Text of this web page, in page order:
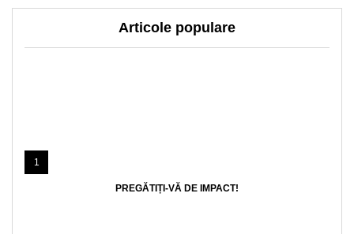
Articole populare
1
PREGĂTIȚI-VĂ DE IMPACT!